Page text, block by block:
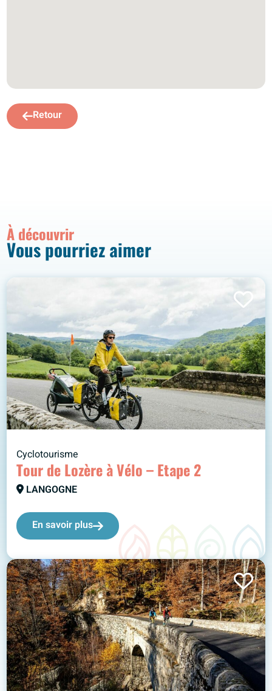
Retour
À découvrir
Vous pourriez aimer
Cyclotourisme
Tour de Lozère à Vélo – Etape 2
LANGOGNE
En savoir plus